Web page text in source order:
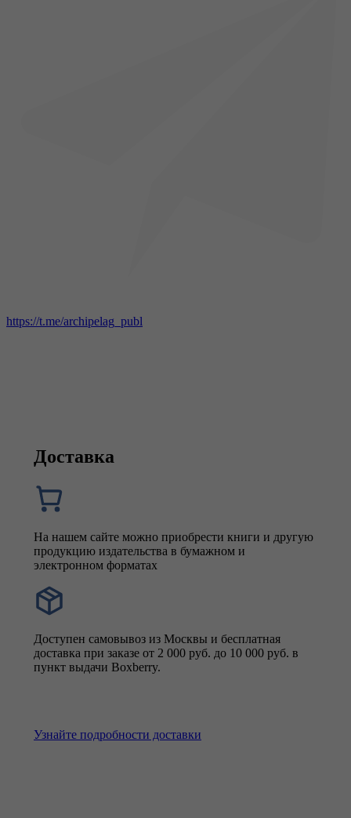
https://t.me/archipelag_publ
Доставка
На нашем сайте можно приобрести книги и другую
продукцию издательства в бумажном и
электронном форматах
Доступен самовывоз из Москвы и бесплатная
доставка при заказе от 2 000 руб. до 10 000 руб. в
пункт выдачи Boxberry.
Узнайте подробности доставки